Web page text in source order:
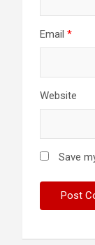
Email *
Website
Save